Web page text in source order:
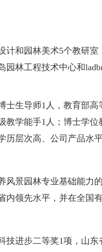
和园林美术5个教研室
林工程技术中心和
生导师1人，教育部高
学能手1人；博士学
层次高、公司产品水
景园林专业基础能力
领先水平，并在全国有
进步二等奖1项，山东